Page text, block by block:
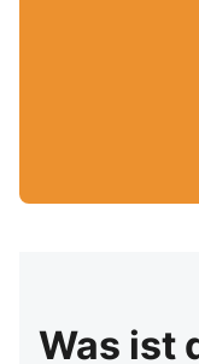
Was ist